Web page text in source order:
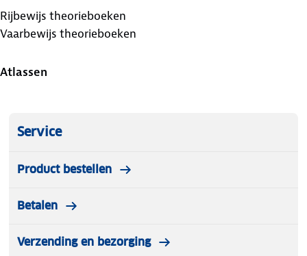
Rijbewijs theorieboeken
Vaarbewijs theorieboeken
Atlassen
Service
Product bestellen
Betalen
Verzending en bezorging